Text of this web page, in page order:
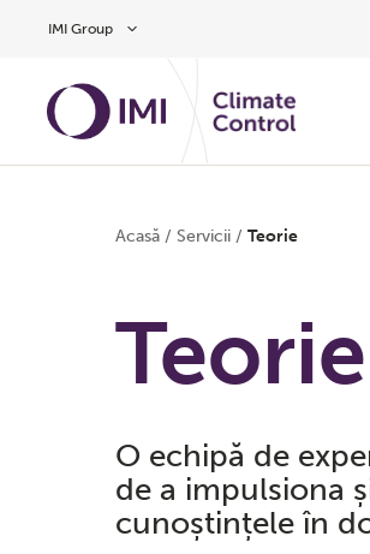
IMI Group
Acasă / Servicii / Teorie
Teorie
O echipă de
de a impulsiona
cunoștințele în